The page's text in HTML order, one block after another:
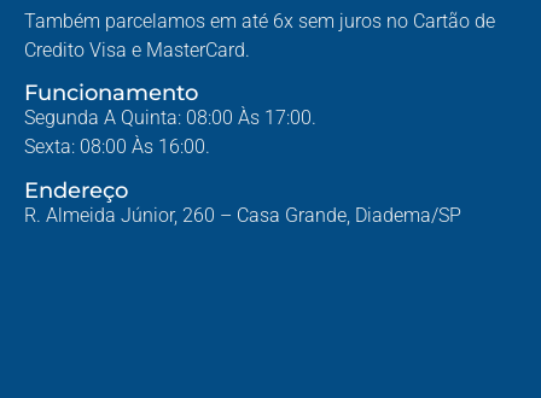
Também parcelamos em até 6x sem juros no Cartão de
Credito Visa e MasterCard.
Funcionamento
Segunda A Quinta: 08:00 Às 17:00.
Sexta: 08:00 Às 16:00.
Endereço
R. Almeida Júnior, 260 – Casa Grande, Diadema/SP